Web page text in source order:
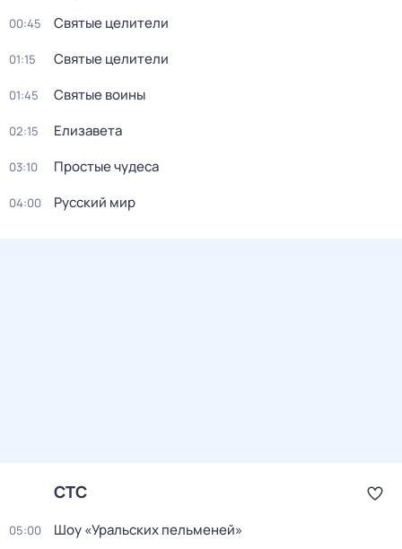
00:45 Святые целители
01:15 Святые целители
01:45 Святые воины
02:15 Елизавета
03:10 Простые чудеса
04:00 Русский мир
СТС
05:00 Шоу «Уральских пельменей»